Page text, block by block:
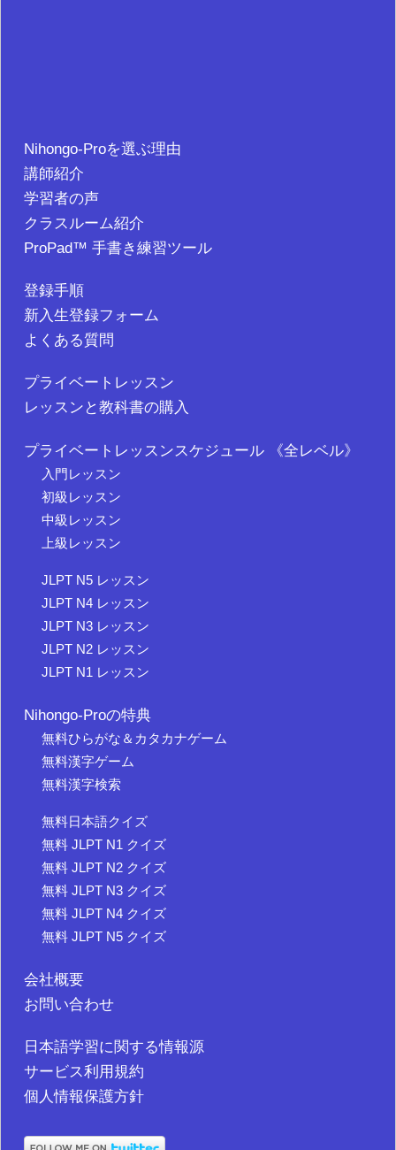
Nihongo-Proを選ぶ理由
講師紹介
学習者の声
クラスルーム紹介
ProPad™ 手書き練習ツール
登録手順
新入生登録フォーム
よくある質問
プライベートレッスン
レッスンと教科書の購入
プライベートレッスンスケジュール 《全レベル》
入門レッスン
初級レッスン
中級レッスン
上級レッスン
JLPT N5 レッスン
JLPT N4 レッスン
JLPT N3 レッスン
JLPT N2 レッスン
JLPT N1 レッスン
Nihongo-Proの特典
無料ひらがな＆カタカナゲーム
無料漢字ゲーム
無料漢字検索
無料日本語クイズ
無料 JLPT N1 クイズ
無料 JLPT N2 クイズ
無料 JLPT N3 クイズ
無料 JLPT N4 クイズ
無料 JLPT N5 クイズ
会社概要
お問い合わせ
日本語学習に関する情報源
サービス利用規約
個人情報保護方針